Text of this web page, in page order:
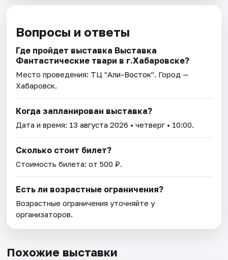
Вопросы и ответы
Где пройдет выставка Выставка
Фантастические твари в г.Хабаровске?
Место проведения: ТЦ "Али-Восток". Город —
Хабаровск.
Когда запланирован выставка?
Дата и время: 13 августа 2026 • четверг • 10:00.
Сколько стоит билет?
Стоимость билета: от 500 ₽.
Есть ли возрастные ограничения?
Возрастные ограничения уточняйте у
организаторов.
Похожие выставки